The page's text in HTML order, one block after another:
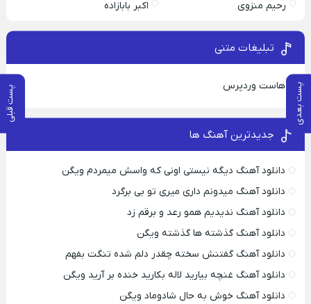
پست بعدی پست قبلی
رحیم منزوی اکبر بابازاده
تبلیغات متنی
هاست وردپرس
جدیدترین آهنگ ها
دانلود آهنگ دیگه نیستی اونی که واسش میمردم ویگن
دانلود آهنگ میدونم داری میری تو بی برگرد
دانلود آهنگ ندیدیم همو رعد و برقم زد
دانلود آهنگ گذشته ها گذشته ویگن
دانلود آهنگ گفتنش سخته چقدر دلم شده تنگت بفهم
دانلود آهنگ غنچه بیارید لاله بکارید خنده بر آرید ویگن
دانلود آهنگ خوش به حال شادوماد ویگن